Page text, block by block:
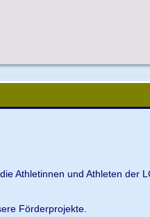
Athletinnen und Athleten der
Förderprojekte.